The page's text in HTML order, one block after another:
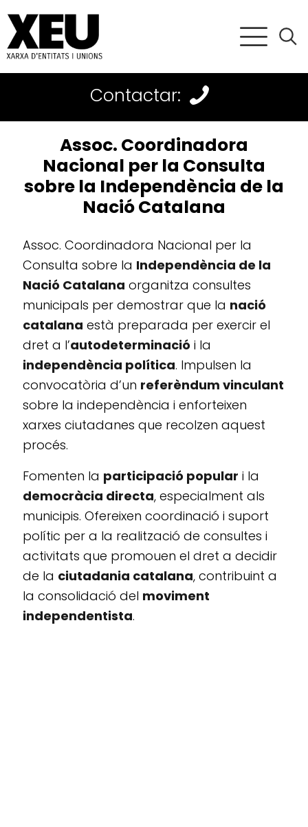
Contactar:
Assoc. Coordinadora
Nacional per la Consulta
sobre la Independència de la
Nació Catalana
Assoc. Coordinadora Nacional per la
Consulta sobre la Independència de la
Nació Catalana organitza consultes
municipals per demostrar que la nació
catalana està preparada per exercir el
dret a l’autodeterminació i la
independència política. Impulsen la
convocatòria d’un referèndum vinculant
sobre la independència i enforteixen
xarxes ciutadanes que recolzen aquest
procés.
Fomenten la participació popular i la
democràcia directa, especialment als
municipis. Ofereixen coordinació i suport
polític per a la realització de consultes i
activitats que promouen el dret a decidir
de la ciutadania catalana, contribuint a
la consolidació del moviment
independentista.